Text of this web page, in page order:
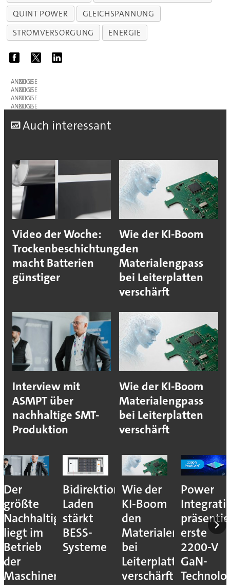
QUINT POWER
GLEICHSPANNUNG
STROMVERSORGUNG
ENERGIE
ANZEIGE
ANZEIGE
ANZEIGE
ANZEIGE
Auch interessant
Video der Woche:
Trockenbeschichtung
macht Batterien
günstiger
Wie der KI-Boom
den
Materialengpass
bei Leiterplatten
verschärft
Interview mit
ASMPT über
nachhaltige SMT-
Produktion
Wie der KI-Boom
Materialengpass
bei Leiterplatten
verschärft
Der
größte
Nachhaltigkeitshebel
liegt im
Betrieb
der
Maschinen
Bidirektionales
Laden
stärkt
BESS-
Systeme
Wie der
KI-Boom
den
Materialengpass
bei
Leiterplatten
verschärft
Power
erste
2200-V
GaN-